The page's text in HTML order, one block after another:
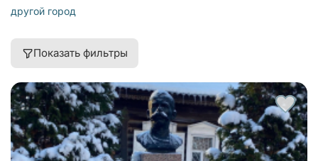
другой город
Показать фильтры